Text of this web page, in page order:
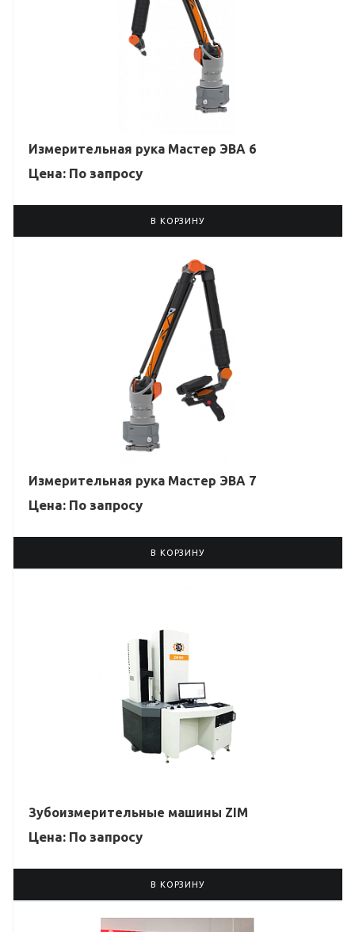
Измерительная рука Мастер ЭВА 6
Цена: По запросу
В КОРЗИНУ
Измерительная рука Мастер ЭВА 7
Цена: По запросу
В КОРЗИНУ
Зубоизмерительные машины ZIM
Цена: По запросу
В КОРЗИНУ